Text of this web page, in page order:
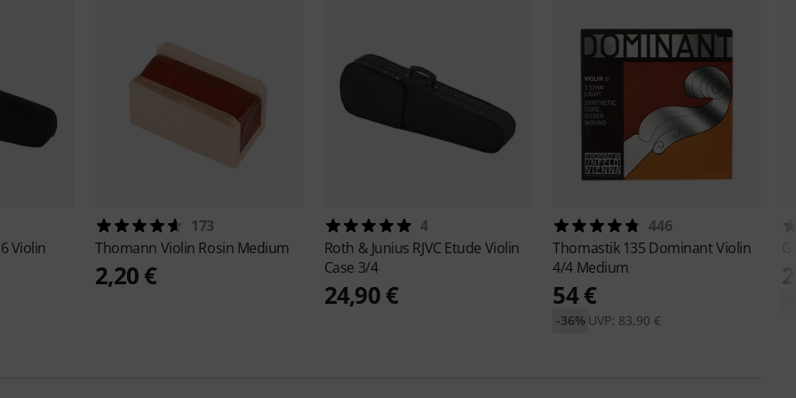
Violin
173
Thomann Violin Rosin Medium
2,20 €
4
Roth & Junius RJVC Etude Violin
Case 3/4
24,90 €
446
Thomastik 135 Dominant Violin
4/4 Medium
54 €
UVP: 83,90 €
-36%